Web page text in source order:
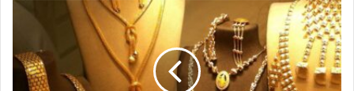
أسعار
الذهب
فى
المحلات
اليوم